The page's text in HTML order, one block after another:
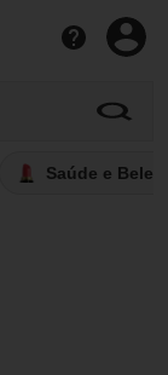
Saúde e